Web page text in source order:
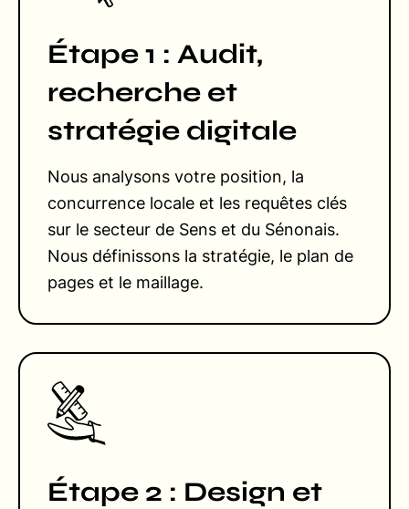
Étape 1 : Audit,
recherche et
stratégie digitale
Nous analysons votre position, la
concurrence locale et les requêtes clés
sur le secteur de Sens et du Sénonais.
Nous définissons la stratégie, le plan de
pages et le maillage.
Étape 2 : Design et